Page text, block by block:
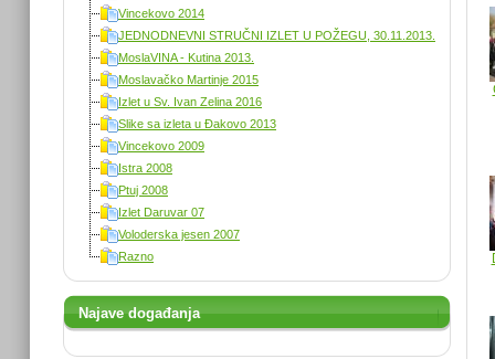
Vincekovo 2014
JEDNODNEVNI STRUČNI IZLET U POŽEGU, 30.11.2013.
MoslaVINA - Kutina 2013.
Moslavačko Martinje 2015
Izlet u Sv. Ivan Zelina 2016
Slike sa izleta u Đakovo 2013
Vincekovo 2009
Istra 2008
Ptuj 2008
Izlet Daruvar 07
Voloderska jesen 2007
Razno
Najave događanja